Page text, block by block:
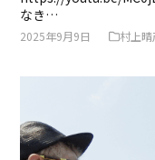
なき…
2025年9月9日 村上晴